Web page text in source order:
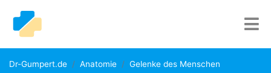
Dr-Gumpert.de Anatomie
Gelenke des Menschen